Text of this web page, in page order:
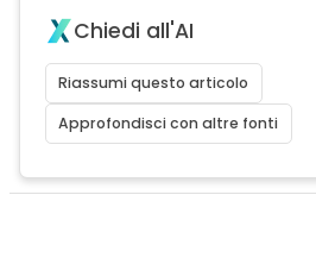
Chiedi all'AI
Riassumi questo articolo
Approfondisci con altre fonti